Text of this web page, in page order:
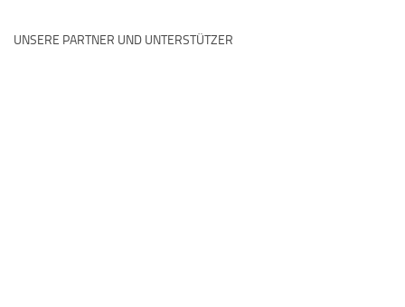
UNSERE PARTNER UND UNTERSTÜTZER